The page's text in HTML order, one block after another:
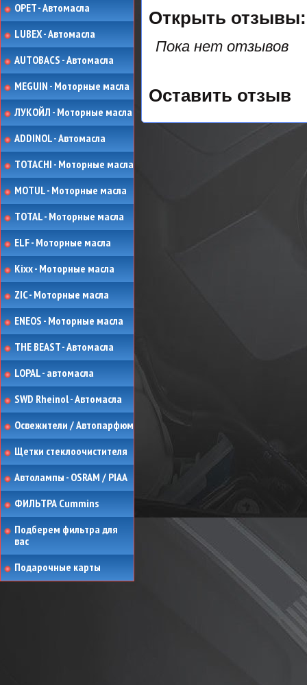
OPET - Автомасла
LUBEX - Автомасла
AUTOBACS - Автомасла
MEGUIN - Моторные масла
ЛУКОЙЛ - Моторные масла
ADDINOL - Автомасла
TOTACHI - Моторные масла
MOTUL - Моторные масла
TOTAL - Моторные масла
ELF - Моторные масла
Kixx - Моторные масла
ZIC - Моторные масла
ENEOS - Моторные масла
THE BEAST - Автомасла
LOPAL - автомасла
SWD Rheinol - Автомасла
Освежители / Автопарфюм
Щетки стеклоочистителя
Автолампы - OSRAM / PIAA
ФИЛЬТРА Cummins
Подберем фильтра для
вас
Подарочные карты
Открыть
Пока нет отзывов
Оставить отзыв